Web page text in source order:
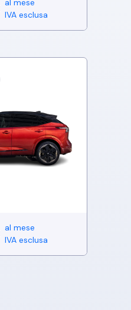
IVA esclusa
al mese
IVA esclusa